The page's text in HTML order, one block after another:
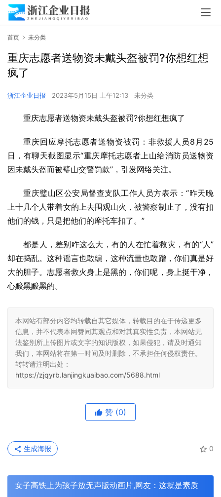
首页 未分类
重庆志愿者送物资未戴头盔被罚?你想红想
疯了
浙江企业日报 2023年5月15日 上午12:13 未分类
重庆志愿者送物资未戴头盔被罚?你想红想疯了
重庆回应摩托志愿者送物资被罚：非救援人员8月25
日，有聊天截图显示“重庆摩托志愿者上山给消防员送物资
因未戴头盔而被璧山交警罚款”，引发网络关注。
重庆璧山区公安局督查支队工作人员方表示：“昨天晚
上十几个人带着女的上去围观山火，被警察制止了，没有扣
他们的钱，只是把他们的摩托车扣了。”
都是人，差别咋这么大，有的人在忙着救灾，有的“人”
却在捣乱。这种谣言也敢编，这种流量也敢蹭，你们真是好
大的胆子。志愿者救火身上是黑的，你们呢，身上挺干净，
心黢黑黢黑的。
本网站有部分内容均转载自其它媒体，转载目的在于传递更多
信息，并不代表本网赞同其观点和对其真实性负责，本网站无
法鉴别所上传图片或文字的知识版权，如果侵犯，请及时通知
我们，本网站将在第一时间及时删除，不承担任何侵权责任。
转转请注明出处：
https://zjqyrb.lanjingkuaibao.com/5688.html
赞 (0)
0
生成海报
女子高铁上为孩子放无声版动画片,网友：这就是素质